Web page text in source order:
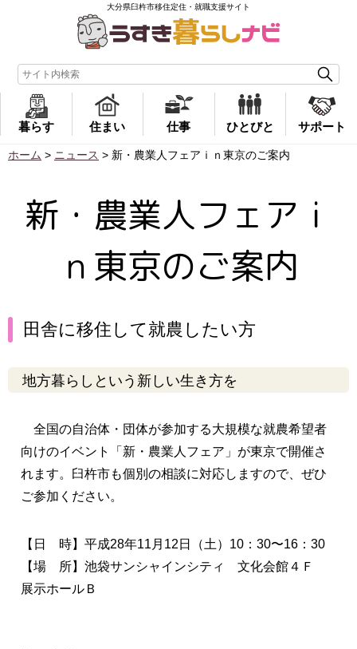
大分県臼杵市移住定住・就職支援サイト
暮らす 住まい 仕事 ひとびと サポート
ホーム > ニュース > 新・農業人フェアｉｎ東京のご案内
新・農業人フェアｉ
ｎ東京のご案内
田舎に移住して就農したい方
地方暮らしという新しい生き方を
全国の自治体・団体が参加する大規模な就農希望者
向けのイベント「新・農業人フェア」が東京で開催さ
れます。臼杵市も個別の相談に対応しますので、ぜひ
ご参加ください。
【日 時】平成28年11月12日（土）10：30〜16：30
【場 所】池袋サンシャインシティ 文化会館４Ｆ
展示ホールＢ